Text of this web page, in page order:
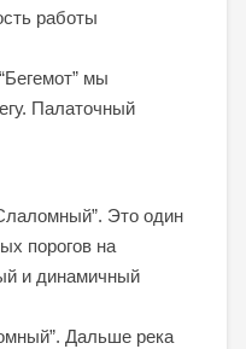
работы
мы
Палаточный
Это один
порогов на
и динамичный
Дальше река